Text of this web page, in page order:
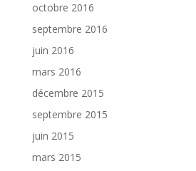
octobre 2016
septembre 2016
juin 2016
mars 2016
décembre 2015
septembre 2015
juin 2015
mars 2015